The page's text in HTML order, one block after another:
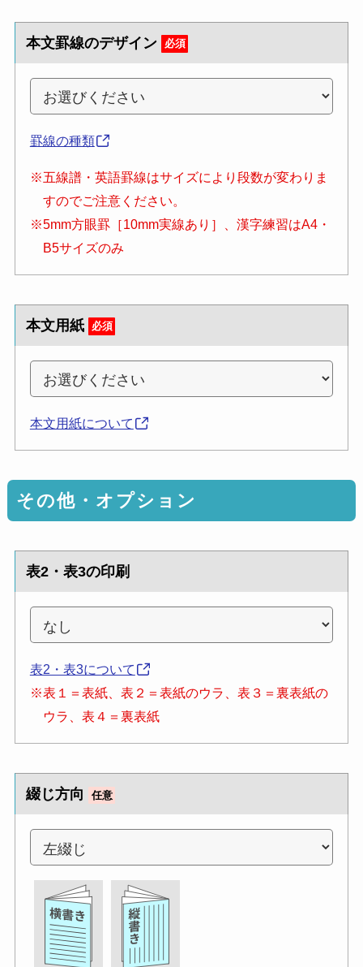
本文罫線のデザイン 必須
罫線の種類
※五線譜・英語罫線はサイズにより段数が変わりま
すのでご注意ください。
※5mm方眼罫［10mm実線あり］、漢字練習はA4・
B5サイズのみ
本文用紙 必須
本文用紙について
その他・オプション
表2・表3の印刷
表2・表3について
※表１＝表紙、表２＝表紙のウラ、表３＝裏表紙の
ウラ、表４＝裏表紙
綴じ方向 任意